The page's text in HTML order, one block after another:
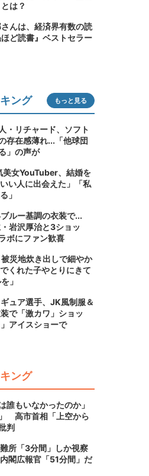
は？
んは、経済界有数の読
ど読書』ベストセラー
ング もっと見る
・リチャード、ソフト
存在感薄れ...「他球団
」の声が
女YouTuber、結婚を
い人に出会えた」「私
」
ルー基調の衣装で...
・岩沢厚治と3ショッ
ボにファン歓喜
災地炊き出しで細やか
くれた子やとりにきて
」
ュア選手、JK風制服＆
で「激カワ」ショッ
アイスショーで
ング
誰もいなかったのか」
」 高市首相「上空から
判
所「3分間」しか視察
閣広報官「51分間」だ